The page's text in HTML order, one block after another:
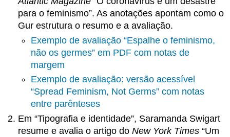
para o feminismo”. As anotações apontam como o
Gur estrutura o resumo e a avaliação.
Exemplo de avaliação “Espalhe o feminismo,
não os germes” em PDF com notas de
margem
Exemplo de avaliação: versão acessível
“Spread Feminism, Not Germs” com notas
entre parênteses
Em “Tipografia e identidade”, Saramanda Swigart
resume e avalia o artigo doNew York Times “Um